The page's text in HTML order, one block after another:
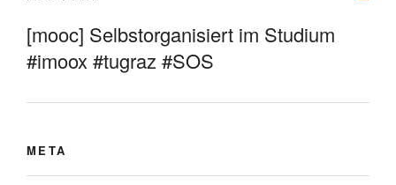
[mooc] Selbstorganisiert im Studium
#imoox #tugraz #SOS
META